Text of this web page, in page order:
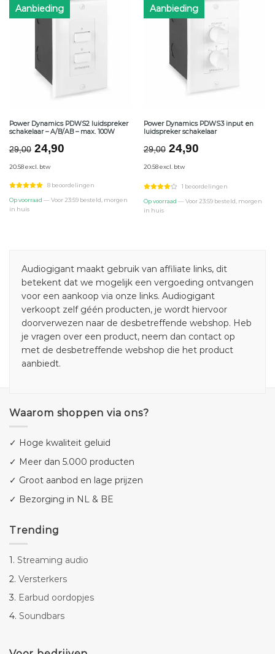
Aanbieding
Power Dynamics PDWS2 luidspreker
schakelaar – A/B/AB – max. 100W
29,00 Oorspronkelijke
was:
€29,00.
24,90Huidige
€24,90.
20.58 excl. btw
8 beoordelingen
Op voorraad — Voor 23:59 besteld, morgen
in huis
Aanbieding
Power Dynamics PDWS3 input en
luidspreker schakelaar
29,00 Oorspronkelijke
was:
€29,00.
24,90Huidige
€24,90.
20.58 excl. btw
1 beoordelingen
Op voorraad — Voor 23:59 besteld, morgen
in huis
Audiogigant maakt gebruik van affiliate links, dit
betekent dat we mogelijk een vergoeding ontvangen
voor een aankoop via onze links. Audiogigant
verkoopt zelf géén producten, je wordt hiervoor
doorverwezen naar de desbetreffende webshop. Heb
je vragen over een product, neem dan contact op
met de desbetreffende webshop die het product
aanbiedt.
Waarom shoppen via ons?
✓ Hoge kwaliteit geluid
✓ Meer dan 5.000 producten
✓ Groot aanbod en lage prijzen
✓ Bezorging in NL & BE
Trending
1. Streaming audio
2. Versterkers
3. Earbud oordopjes
4. Soundbars